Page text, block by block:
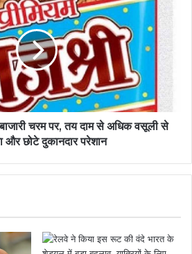
चरम पर, तय दाम से अधिक वसूली से
और छोटे दुकानदार परेशान